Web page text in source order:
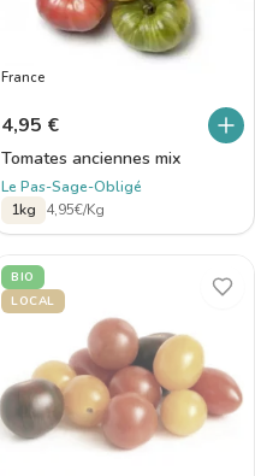
France
4,95 €
Tomates anciennes mix
Le Pas-Sage-Obligé
1kg
4,95€/Kg
BIO
LOCAL